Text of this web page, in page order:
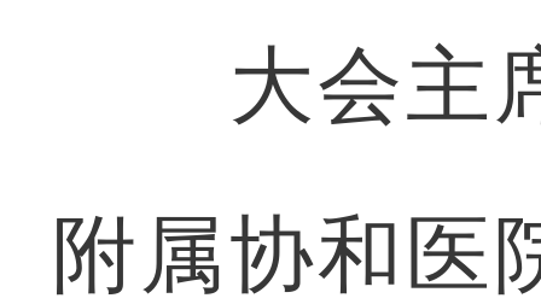
大会主席
附属协和医